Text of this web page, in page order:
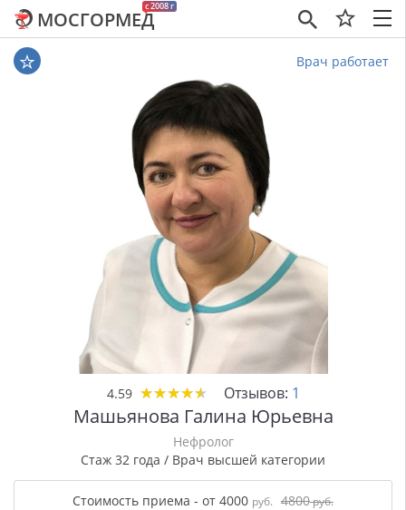
×
c 2008 г
МОСГОРМЕД
Врач работает
4.59 ★★★★★
★★★★★ Отзывов: 1
Машьянова Галина Юрьевна
Нефролог
Стаж 32 года / Врач высшей категории
Стоимость приема - от 4000 руб. 4800руб.